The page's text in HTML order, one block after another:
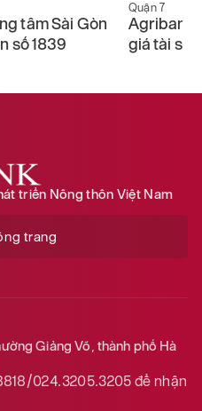
tâm Sài Gòn
số 1839
Quận 7
Agribank
giá tài
triển Nông thôn Việt Nam
trang
Giảng Võ, thành phố Hà
024.3205.3205để nhận